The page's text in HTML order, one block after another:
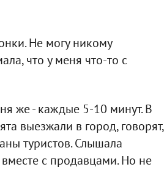
Не могу никому
что у меня что-то с
же - каждые 5-10 минут. В
выезжали в город, говорят,
туристов. Слышала
с продавцами. Но не